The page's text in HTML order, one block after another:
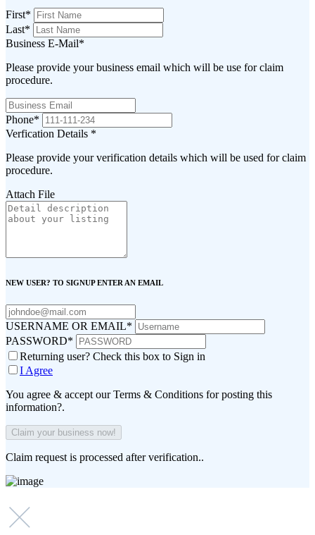
First*
Last*
Business E-Mail*
Please provide your business email which will be use for claim
procedure.
Phone*
Verfication Details *
Please provide your verification details which will be used for claim
procedure.
Attach File
NEW USER? TO SIGNUP ENTER AN EMAIL
USERNAME OR EMAIL*
PASSWORD*
Returning user? Check this box to Sign in
I Agree
You agree & accept our Terms & Conditions for posting this
information?.
Claim request is processed after verification..